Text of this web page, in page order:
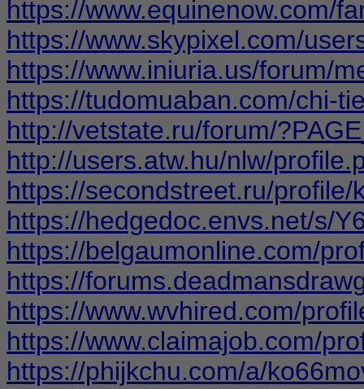
https://www.equinenow.com/
https://www.skypixel.com/
https://www.iniuria.us/forum/
https://tudomuaban.com/chi-
http://vetstate.ru/forum/
http://users.atw.hu/nlw/
https://secondstreet.ru/profile/
https://hedgedoc.envs.net/s/
https://belgaumonline.com/
https://
https://www.wvhired.com/
https://www.claimajob.com/
https://phijkchu.com/a/